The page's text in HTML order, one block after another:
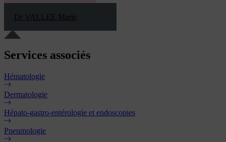
Dr VALLEE Marie
Services associés
Hématologie
Dermatologie
Hépato-gastro-entérologie et endoscopies
Pneumologie